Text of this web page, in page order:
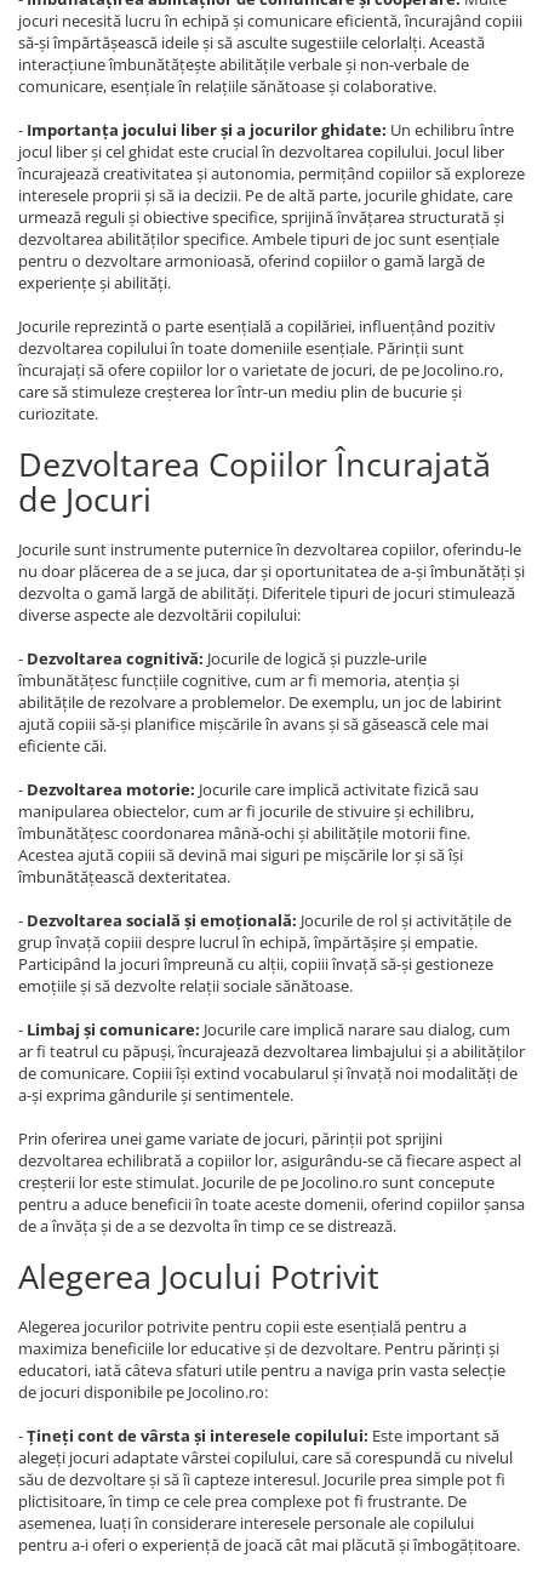
jocuri necesită lucru în echipă și comunicare eficientă, încurajând copiii
să-și împărtășească ideile și să asculte sugestiile celorlalți. Această
interacțiune îmbunătățește abilitățile verbale și non-verbale de
comunicare, esențiale în relațiile sănătoase și colaborative.
- Importanța jocului liber și a jocurilor ghidate: Un echilibru între
jocul liber și cel ghidat este crucial în dezvoltarea copilului. Jocul liber
încurajează creativitatea și autonomia, permițând copiilor să exploreze
interesele proprii și să ia decizii. Pe de altă parte, jocurile ghidate, care
urmează reguli și obiective specifice, sprijină învățarea structurată și
dezvoltarea abilităților specifice. Ambele tipuri de joc sunt esențiale
pentru o dezvoltare armonioasă, oferind copiilor o gamă largă de
experiențe și abilități.
Jocurile reprezintă o parte esențială a copilăriei, influențând pozitiv
dezvoltarea copilului în toate domeniile esențiale. Părinții sunt
încurajați să ofere copiilor lor o varietate de jocuri, de pe Jocolino.ro,
care să stimuleze creșterea lor într-un mediu plin de bucurie și
curiozitate.
Dezvoltarea Copiilor Încurajată
de Jocuri
Jocurile sunt instrumente puternice în dezvoltarea copiilor, oferindu-le
nu doar plăcerea de a se juca, dar și oportunitatea de a-și îmbunătăți și
dezvolta o gamă largă de abilități. Diferitele tipuri de jocuri stimulează
diverse aspecte ale dezvoltării copilului:
- Dezvoltarea cognitivă: Jocurile de logică și puzzle-urile
îmbunătățesc funcțiile cognitive, cum ar fi memoria, atenția și
abilitățile de rezolvare a problemelor. De exemplu, un joc de labirint
ajută copiii să-și planifice mișcările în avans și să găsească cele mai
eficiente căi.
- Dezvoltarea motorie: Jocurile care implică activitate fizică sau
manipularea obiectelor, cum ar fi jocurile de stivuire și echilibru,
îmbunătățesc coordonarea mână-ochi și abilitățile motorii fine.
Acestea ajută copiii să devină mai siguri pe mișcările lor și să își
îmbunătățească dexteritatea.
- Dezvoltarea socială și emoțională: Jocurile de rol și activitățile de
grup învață copiii despre lucrul în echipă, împărtășire și empatie.
Participând la jocuri împreună cu alții, copiii învață să-și gestioneze
emoțiile și să dezvolte relații sociale sănătoase.
- Limbaj și comunicare: Jocurile care implică narare sau dialog, cum
ar fi teatrul cu păpuși, încurajează dezvoltarea limbajului și a abilităților
de comunicare. Copiii își extind vocabularul și învață noi modalități de
a-și exprima gândurile și sentimentele.
Prin oferirea unei game variate de jocuri, părinții pot sprijini
dezvoltarea echilibrată a copiilor lor, asigurându-se că fiecare aspect al
creșterii lor este stimulat. Jocurile de pe Jocolino.ro sunt concepute
pentru a aduce beneficii în toate aceste domenii, oferind copiilor șansa
de a învăța și de a se dezvolta în timp ce se distrează.
Alegerea Jocului Potrivit
Alegerea jocurilor potrivite pentru copii este esențială pentru a
maximiza beneficiile lor educative și de dezvoltare. Pentru părinți și
educatori, iată câteva sfaturi utile pentru a naviga prin vasta selecție
de jocuri disponibile pe Jocolino.ro:
-Țineți cont de vârsta și interesele copilului: Este important să
alegeți jocuri adaptate vârstei copilului, care să corespundă cu nivelul
său de dezvoltare și să îi capteze interesul. Jocurile prea simple pot fi
plictisitoare, în timp ce cele prea complexe pot fi frustrante. De
asemenea, luați în considerare interesele personale ale copilului
pentru a-i oferi o experiență de joacă cât mai plăcută și îmbogățitoare.